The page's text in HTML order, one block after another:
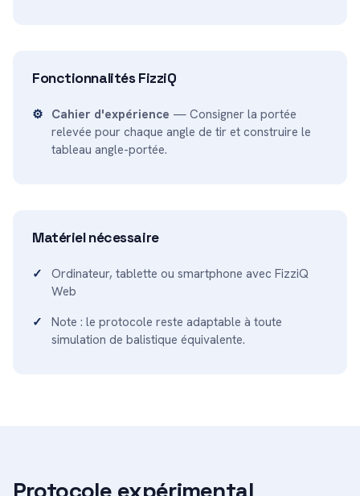
Fonctionnalités FizziQ
Cahier d'expérience — Consigner la portée
relevée pour chaque angle de tir et construire le
tableau angle-portée.
Matériel nécessaire
Ordinateur, tablette ou smartphone avec FizziQ
Web
Note : le protocole reste adaptable à toute
simulation de balistique équivalente.